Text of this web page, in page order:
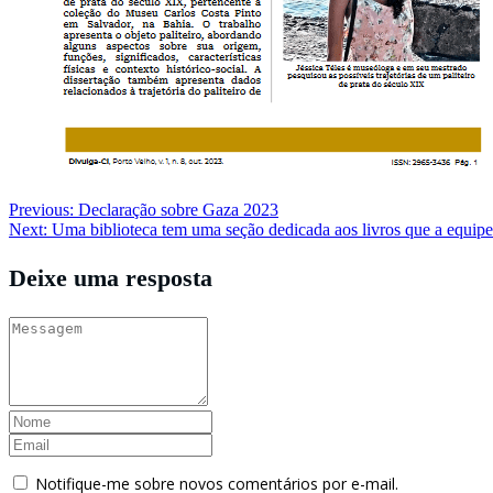
Navegação
de
Post
Previous: Declaração sobre Gaza 2023
Next: Uma biblioteca tem uma seção dedicada aos livros que a
Deixe uma resposta
Notifique-me sobre novos comentários por e-mail.